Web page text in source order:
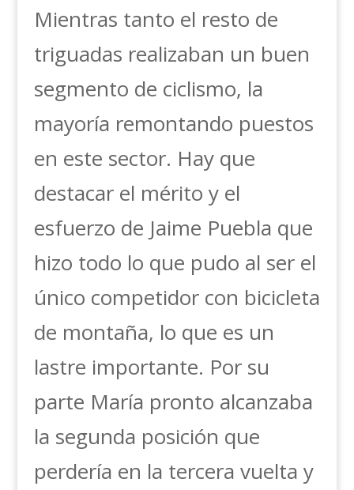
Mientras tanto el resto de
triguadas realizaban un buen
segmento de ciclismo, la
mayoría remontando puestos
en este sector. Hay que
destacar el mérito y el
esfuerzo de Jaime Puebla que
hizo todo lo que pudo al ser el
único competidor con bicicleta
de montaña, lo que es un
lastre importante. Por su
parte María pronto alcanzaba
la segunda posición que
perdería en la tercera vuelta y